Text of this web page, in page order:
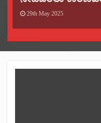
29th May 2025